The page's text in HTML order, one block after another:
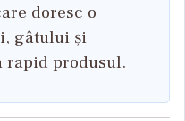
doresc o
gâtului și
rapid produsul.